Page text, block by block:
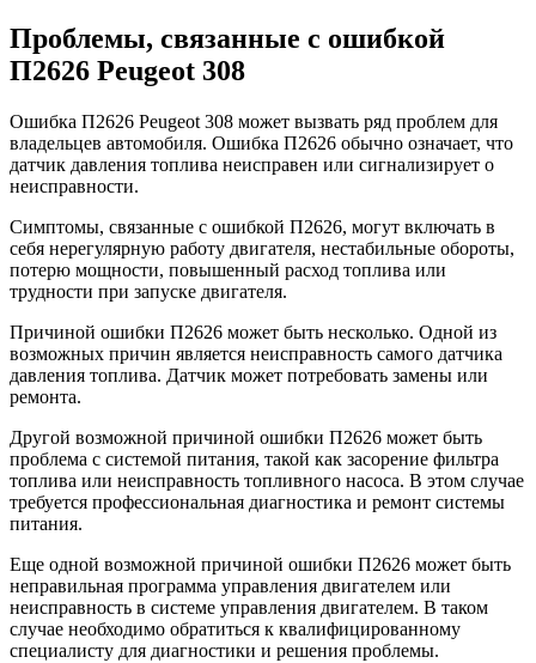
Проблемы, связанные с ошибкой
П2626 Peugeot 308
Ошибка П2626 Peugeot 308 может вызвать ряд проблем для
владельцев автомобиля. Ошибка П2626 обычно означает, что
датчик давления топлива неисправен или сигнализирует о
неисправности.
Симптомы, связанные с ошибкой П2626, могут включать в
себя нерегулярную работу двигателя, нестабильные обороты,
потерю мощности, повышенный расход топлива или
трудности при запуске двигателя.
Причиной ошибки П2626 может быть несколько. Одной из
возможных причин является неисправность самого датчика
давления топлива. Датчик может потребовать замены или
ремонта.
Другой возможной причиной ошибки П2626 может быть
проблема с системой питания, такой как засорение фильтра
топлива или неисправность топливного насоса. В этом случае
требуется профессиональная диагностика и ремонт системы
питания.
Еще одной возможной причиной ошибки П2626 может быть
неправильная программа управления двигателем или
неисправность в системе управления двигателем. В таком
случае необходимо обратиться к квалифицированному
специалисту для диагностики и решения проблемы.